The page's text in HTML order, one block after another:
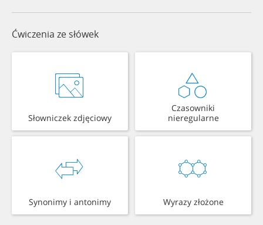
Ćwiczenia ze słówek
Słowniczek zdjęciowy
Czasowniki
nieregularne
Synonimy i antonimy Wyrazy złożone